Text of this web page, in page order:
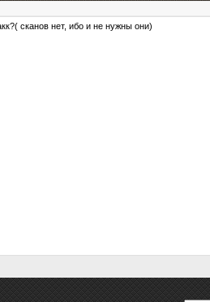
сканов нет, ибо и не нужны они)